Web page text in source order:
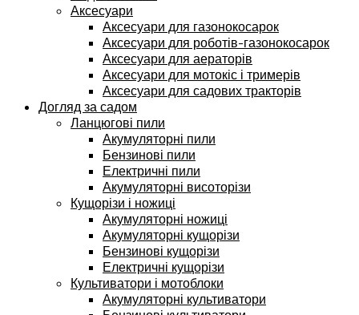
Аксесуари
Аксесуари для газонокосарок
Аксесуари для роботів-газонокосарок
Аксесуари для аераторів
Аксесуари для мотокіс і тримерів
Аксесуари для садових тракторів
Догляд за садом
Ланцюгові пили
Акумуляторні пили
Бензинові пили
Електричні пили
Акумуляторні висоторізи
Кущорізи і ножиці
Акумуляторні ножиці
Акумуляторні кущорізи
Бензинові кущорізи
Електричні кущорізи
Культиватори і мотоблоки
Акумуляторні культиватори